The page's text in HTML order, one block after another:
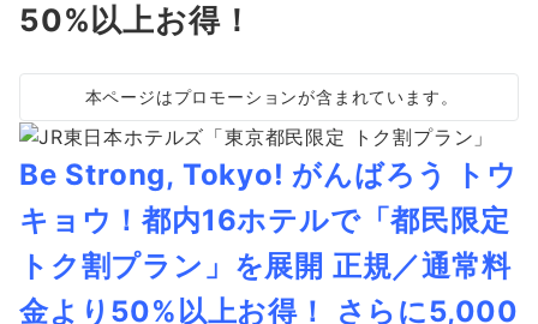
50%以上お得！
本ページはプロモーションが含まれています。
Be Strong, Tokyo! がんばろう トウ
キョウ！都内16ホテルで「都民限定
トク割プラン」を展開 正規／通常料
金より50%以上お得！ さらに5,000